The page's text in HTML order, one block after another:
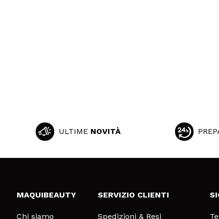
ULTIME NOVITÀ
MAQUIBEAUTY
Chi siamo
SERVIZIO CLIENTI
Spedizioni & Resi